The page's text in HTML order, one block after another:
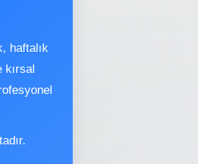
haftalık
kırsal